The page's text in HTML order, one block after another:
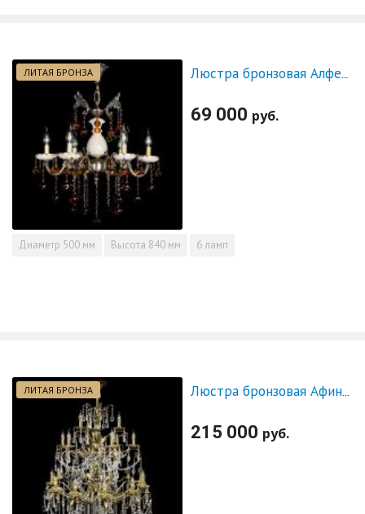
ЛИТАЯ БРОНЗА
69 000 руб.
Диаметр 500 мм Высота 840 мм 6 ламп
ЛИТАЯ БРОНЗА
215 000 руб.